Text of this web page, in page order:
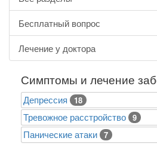
Бесплатный вопрос
Лечение у доктора
Симптомы и лечение
Депрессия 18
Тревожное расстройство 9
Панические атаки 7